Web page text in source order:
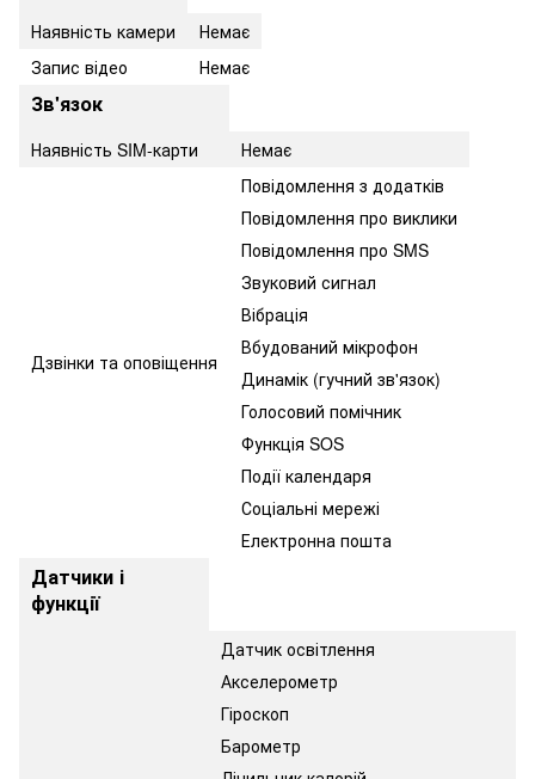
Наявність камери
Немає
Запис відео
Немає
Зв'язок
Наявність SIM-карти Немає
Дзвінки та оповіщення
Повідомлення з додатків
Повідомлення про виклики
Повідомлення про SMS
Звуковий сигнал
Вібрація
Вбудований мікрофон
Динамік (гучний зв'язок)
Голосовий помічник
Функція SOS
Події календаря
Соціальні мережі
Електронна пошта
Датчики і
функції
Датчик освітлення
Акселерометр
Гіроскоп
Барометр